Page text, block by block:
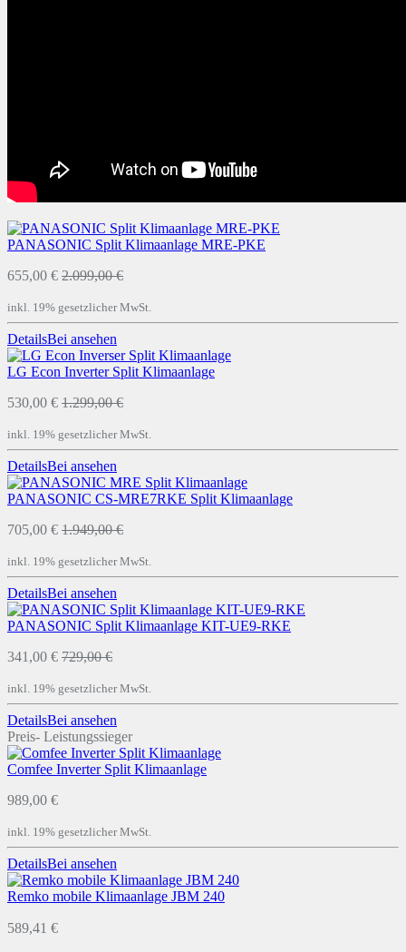
PANASONIC Split Klimaanlage MRE-PKE
655,00 € 2.099,00 €
inkl. 19% gesetzlicher MwSt.
DetailsBei ansehen
LG Econ Inverter Split Klimaanlage
530,00 € 1.299,00 €
inkl. 19% gesetzlicher MwSt.
DetailsBei ansehen
PANASONIC CS-MRE7RKE Split Klimaanlage
705,00 € 1.949,00 €
inkl. 19% gesetzlicher MwSt.
DetailsBei ansehen
PANASONIC Split Klimaanlage KIT-UE9-RKE
341,00 € 729,00 €
inkl. 19% gesetzlicher MwSt.
DetailsBei ansehen
Preis- Leistungssieger
Comfee Inverter Split Klimaanlage
989,00 €
inkl. 19% gesetzlicher MwSt.
DetailsBei ansehen
Remko mobile Klimaanlage JBM 240
589,41 €